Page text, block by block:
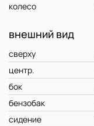
колесо
внешний вид
сверху
центр.
бок
бензобак
сидение